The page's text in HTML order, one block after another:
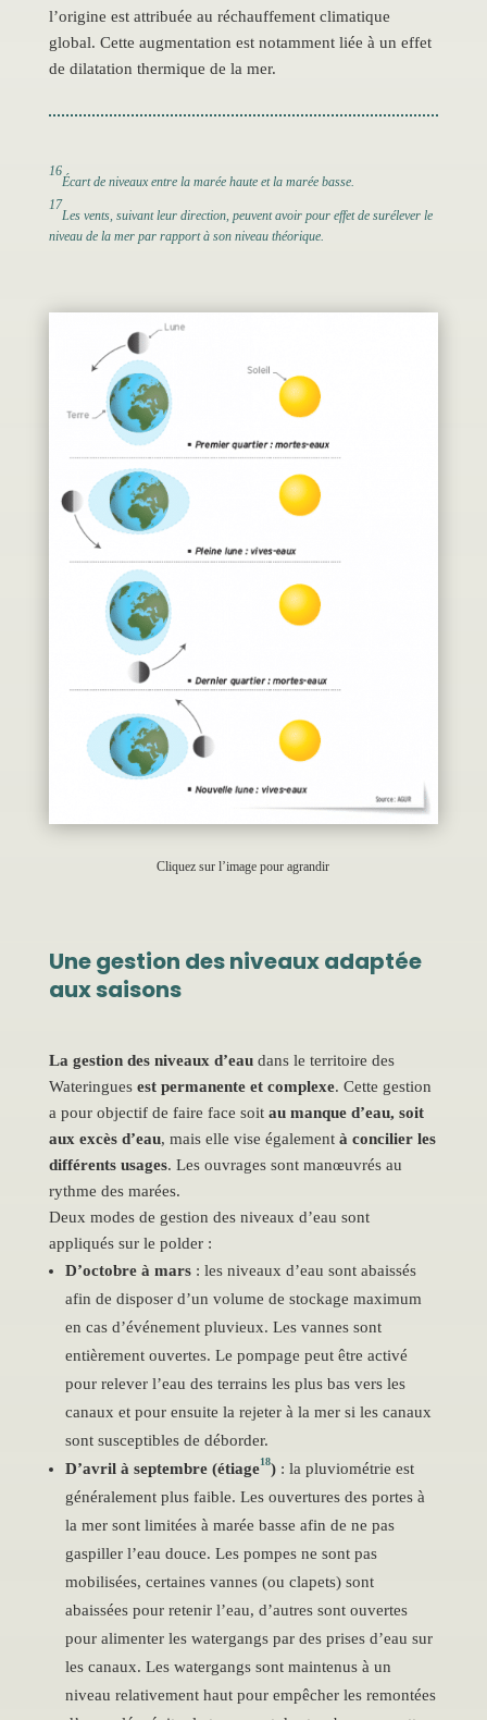
l’origine est attribuée au réchauffement climatique
global. Cette augmentation est notamment liée à un effet
de dilatation thermique de la mer.
16
Écart de niveaux entre la marée haute et la marée basse.
17
Les vents, suivant leur direction, peuvent avoir pour effet de surélever le
niveau de la mer par rapport à son niveau théorique.
Cliquez sur l’image pour agrandir
Une gestion des niveaux adaptée
aux saisons
La gestion des niveaux d’eaudans le territoire des
Wateringuesest permanente et complexe. Cette gestion
a pour objectif de faire face soit au manque d’eau, soit
aux excès d’eau, mais elle vise également à concilier les
différents usages. Les ouvrages sont manœuvrés au
rythme des marées.
Deux modes de gestion des niveaux d’eau sont
appliqués sur le polder :
D’octobre à mars: les niveaux d’eau sont abaissés
afin de disposer d’un volume de stockage maximum
en cas d’événement pluvieux. Les vannes sont
entièrement ouvertes. Le pompage peut être activé
pour relever l’eau des terrains les plus bas vers les
canaux et pour ensuite la rejeter à la mer si les canaux
sont susceptibles de déborder.
D’avril à septembre (étiage18): la pluviométrie est
généralement plus faible. Les ouvertures des portes à
la mer sont limitées à marée basse afin de ne pas
gaspiller l’eau douce. Les pompes ne sont pas
mobilisées, certaines vannes (ou clapets) sont
abaissées pour retenir l’eau, d’autres sont ouvertes
pour alimenter les watergangs par des prises d’eau sur
les canaux. Les watergangs sont maintenus à un
niveau relativement haut pour empêcher les remontées